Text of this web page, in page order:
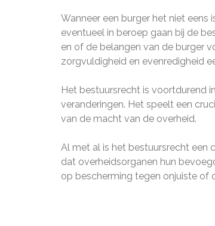
Wanneer een burger het niet eens
eventueel in beroep gaan bij de
en of de belangen van de burger
zorgvuldigheid en evenredigheid
Het bestuursrecht is voortdurend
veranderingen. Het speelt een
van de macht van de overheid.
Al met al is het bestuursrecht een
dat overheidsorganen hun
op bescherming tegen onjuiste of